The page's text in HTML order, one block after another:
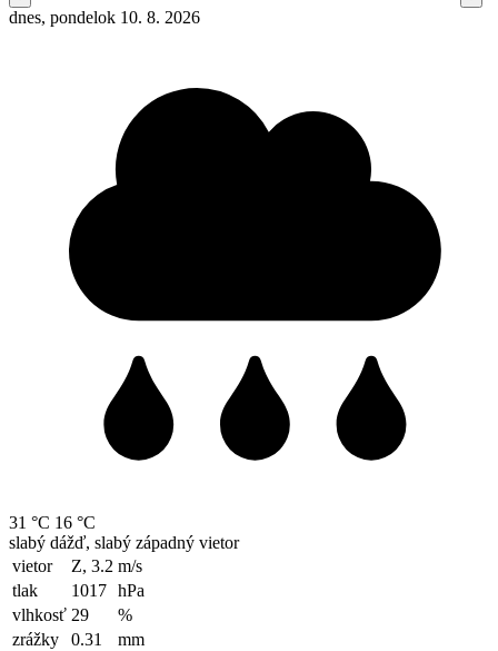
dnes, pondelok 10. 8. 2026
31 °C 16 °C
slabý dážď, slabý západný vietor
vietor
Z, 3.2 m/s
tlak
1017 hPa
vlhkosť 29
%
zrážky
0.31
mm